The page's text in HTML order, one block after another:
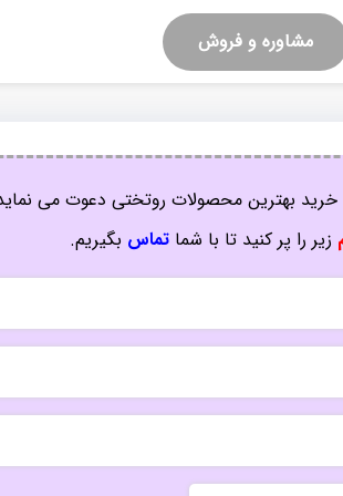
مشاوره و فروش
خرید بهترین محصولات روتختی دعوت می
زیر را پر کنید تا با شماتماس بگیریم.